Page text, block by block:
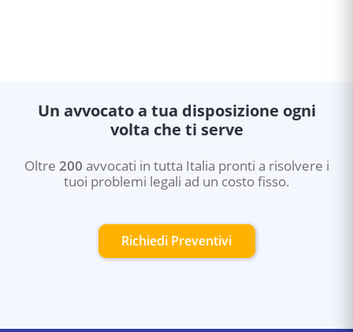
Un avvocato a tua disposizione ogni
volta che ti serve
Oltre 200 avvocati in tutta Italia pronti a risolvere i
tuoi problemi legali ad un costo fisso.
Richiedi Preventivi